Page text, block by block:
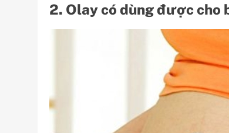
2. Olay có dùng được cho